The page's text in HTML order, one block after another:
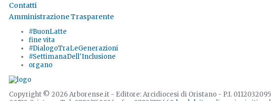
Contatti
Amministrazione Trasparente
#BuonLatte
fine vita
#DialogoTraLeGenerazioni
#SettimanaDell'Inclusione
organo
Copyright © 2026 Arborense.it - Editore: Arcidiocesi di Oristano - P.I.